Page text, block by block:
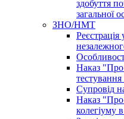
здобуття
загальної
ЗНО/НМТ
Реєстрація
Наказ "Про
тестування
Супровід
Наказ "Про
колегіуму